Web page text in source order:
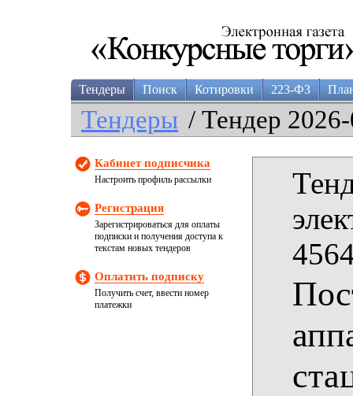
Тендеры Поиск Котировки 223-ФЗ
Тендеры / Тендер
Кабинет подписчика
Настроить профиль рассылки
Регистрация
Зарегистрироваться для оплаты
подписки и получения доступа к
текстам новых тендеров
Оплатить подписку
Получить счет, ввести номер
платежки